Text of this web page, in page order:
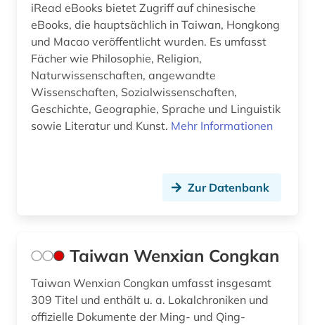
iRead eBooks bietet Zugriff auf chinesische
eBooks, die hauptsächlich in Taiwan, Hongkong
und Macao veröffentlicht wurden. Es umfasst
Fächer wie Philosophie, Religion,
Naturwissenschaften, angewandte
Wissenschaften, Sozialwissenschaften,
Geschichte, Geographie, Sprache und Linguistik
sowie Literatur und Kunst. Mehr Informationen
Zur Datenbank
Taiwan Wenxian Congkan
Taiwan Wenxian Congkan umfasst insgesamt
309 Titel und enthält u. a. Lokalchroniken und
offizielle Dokumente der Ming- und Qing-